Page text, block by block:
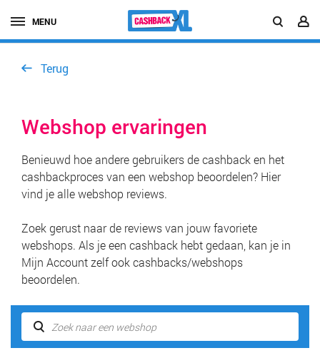
MENU
Terug
Webshop ervaringen
Benieuwd hoe andere gebruikers de cashback en het
cashbackproces van een webshop beoordelen? Hier
vind je alle webshop reviews.
Zoek gerust naar de reviews van jouw favoriete
webshops. Als je een cashback hebt gedaan, kan je in
Mijn Account zelf ook cashbacks/webshops
beoordelen.